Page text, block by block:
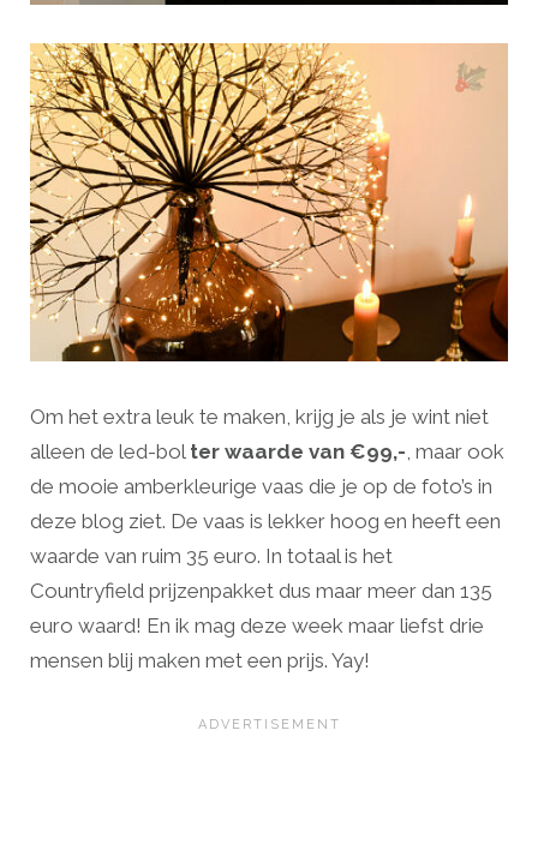
Om het extra leuk te maken, krijg je als je wint niet
alleen de led-bol ter waarde van €99,- , maar ook
de mooie amberkleurige vaas die je op de foto’s in
deze blog ziet. De vaas is lekker hoog en heeft een
waarde van ruim 35 euro. In totaal is het
Countryfield prijzenpakket dus maar meer dan 135
euro waard! En ik mag deze week maar liefst drie
mensen blij maken met een prijs. Yay!